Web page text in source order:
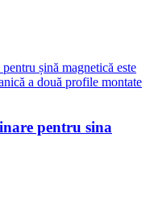
pentru sina